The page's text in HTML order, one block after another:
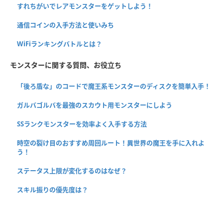
すれちがいでレアモンスターをゲットしよう！
通信コインの入手方法と使いみち
WiFiランキングバトルとは？
モンスターに関する質問、お役立ち
「後ろ盾な」のコードで魔王系モンスターのディスクを簡単入手！
ガルバゴルバを最強のスカウト用モンスターにしよう
SSランクモンスターを効率よく入手する方法
時空の裂け目のおすすめ周回ルート！異世界の魔王を手に入れよ
う！
ステータス上限が変化するのはなぜ？
スキル振りの優先度は？